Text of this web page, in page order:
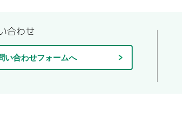
い合わせフォームへ